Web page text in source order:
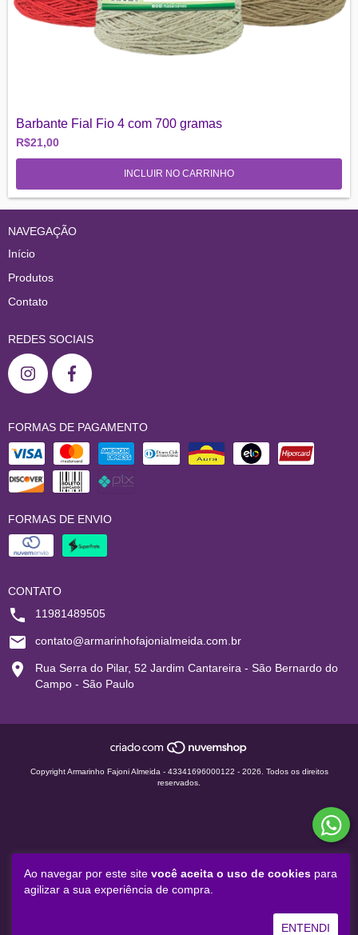
Ao navegar por este site você aceita o uso de cookies para
agilizar a sua experiência de compra.
ENTENDI
Barbante Fial Fio 4 com 700 gramas
R$21,00
INCLUIR NO CARRINHO
NAVEGAÇÃO
Início
Produtos
Contato
REDES SOCIAIS
FORMAS DE PAGAMENTO
FORMAS DE ENVIO
CONTATO
11981489505
contato@armarinhofajonialmeida.com.br
Rua Serra do Pilar, 52 Jardim Cantareira - São Bernardo do
Campo - São Paulo
Copyright Armarinho Fajoni Almeida - 43341696000122 - 2026. Todos os direitos
reservados.